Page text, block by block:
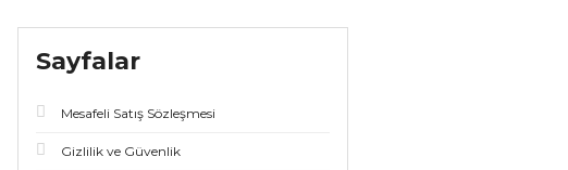
Sayfalar
Mesafeli Satış Sözleşmesi
Gizlilik ve Güvenlik